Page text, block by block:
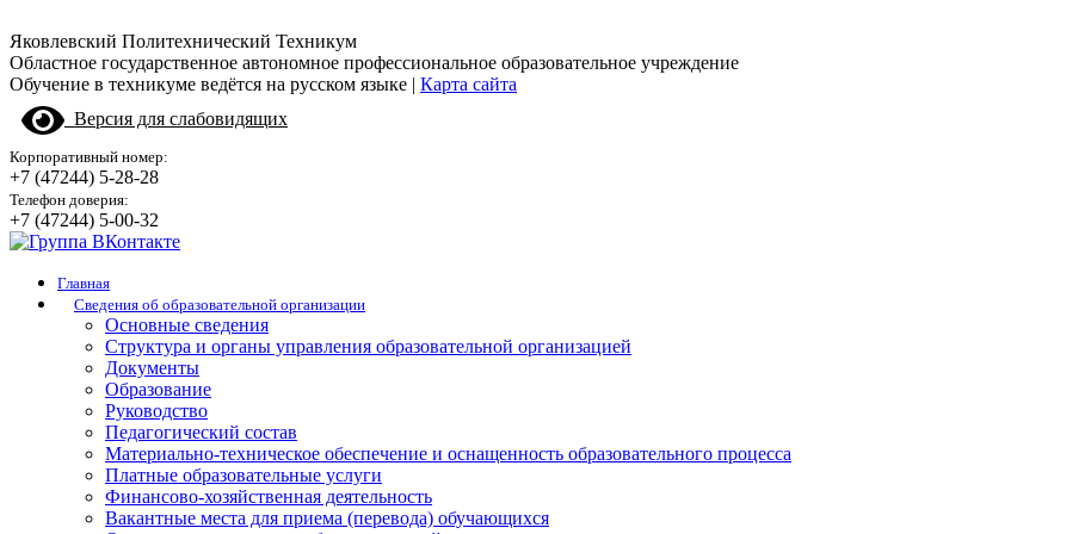
Яковлевский Политехнический Техникум
Областное государственное автономное профессиональное образовательное учреждение
Обучение в техникуме ведётся на русском языке | Карта сайта
Версия для слабовидящих
Корпоративный номер:
+7 (47244) 5-28-28
Телефон доверия:
+7 (47244) 5-00-32
Главная
Сведения об образовательной организации
Основные сведения
Структура и органы управления образовательной организацией
Документы
Образование
Руководство
Педагогический состав
Материально-техническое обеспечение и оснащенность образовательного процесса
Платные образовательные услуги
Финансово-хозяйственная деятельность
Вакантные места для приема (перевода) обучающихся